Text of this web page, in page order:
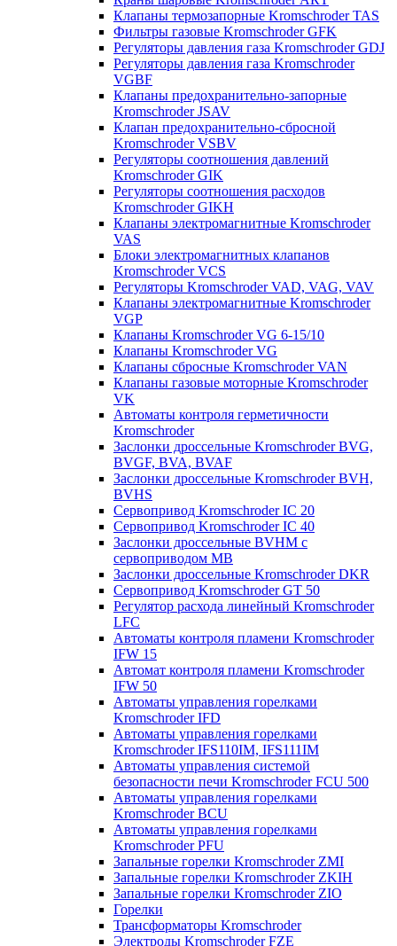
Клапаны термозапорные Kromschroder TAS
Фильтры газовые Kromschroder GFK
Регуляторы давления газа Kromschroder GDJ
Регуляторы давления газа Kromschroder
VGBF
Клапаны предохранительно-запорные
Kromschroder JSAV
Клапан предохранительно-сбросной
Kromschroder VSBV
Регуляторы соотношения давлений
Kromschroder GIK
Регуляторы соотношения расходов
Kromschroder GIKH
Клапаны электромагнитные Kromschroder
VAS
Блоки электромагнитных клапанов
Kromschroder VCS
Регуляторы Kromschroder VAD, VAG, VAV
Клапаны электромагнитные Kromschroder
VGP
Клапаны Kromschroder VG 6-15/10
Клапаны Kromschroder VG
Клапаны сбросные Kromschroder VAN
Клапаны газовые моторные Kromschroder
VK
Автоматы контроля герметичности
Kromschroder
Заслонки дроссельные Kromschroder BVG,
BVGF, BVA, BVAF
Заслонки дроссельные Kromschroder BVH,
BVHS
Сервопривод Kromschroder IC 20
Сервопривод Kromschroder IC 40
Заслонки дроссельные BVHM с
сервоприводом МВ
Заслонки дроссельные Kromschroder DKR
Cервопривод Kromschroder GT 50
Регулятор расхода линейный Kromschroder
LFC
Автоматы контроля пламени Kromschroder
IFW 15
Автомат контроля пламени Kromschroder
IFW 50
Автоматы управления горелками
Kromschroder IFD
Автоматы управления горелками
Kromschroder IFS110IM, IFS111IM
Автоматы управления системой
безопасности печи Kromschroder FCU 500
Автоматы управления горелками
Kromschroder BCU
Автоматы управления горелками
Kromschroder PFU
Запальные горелки Kromschroder ZМI
Запальные горелки Kromschroder ZKIH
Запальные горелки Kromschroder ZIO
Горелки
Трансформаторы Kromschroder
Электроды Kromschroder FZE